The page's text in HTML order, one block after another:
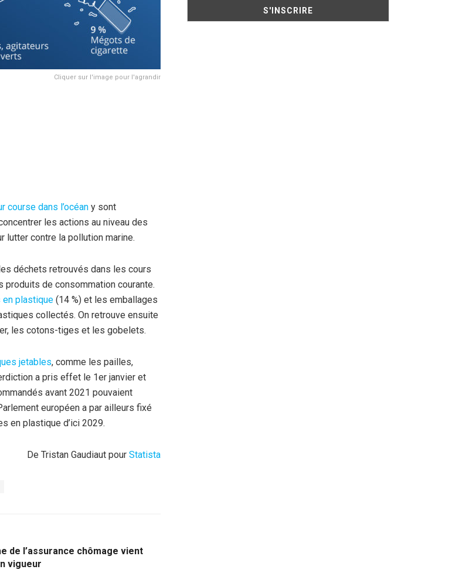
Cliquer sur l'image pour l'agrandir
dans l’océan y sont
les actions au niveau des
contre la pollution marine.
déchets retrouvés dans les cours
de consommation courante.
plastique (14 %) et les emballages
collectés. On retrouve ensuite
les cotons-tiges et les gobelets.
jetables, comme les pailles,
a pris effet le 1er janvier et
avant 2021 pouvaient
européen a par ailleurs fixé
en plastique d’ici 2029.
De Tristan Gaudiaut pour Statista
de l’assurance chômage vient
vigueur